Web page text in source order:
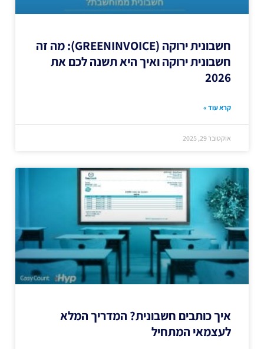
חשבונית ירוקה (GREENINVOICE): מה זה
חשבונית ירוקה ואיך היא תשנה לכם את
2026
קרא עוד »
אוקטובר 29, 2025
איך כותבים חשבונית? המדריך המלא
לעצמאי המתחיל